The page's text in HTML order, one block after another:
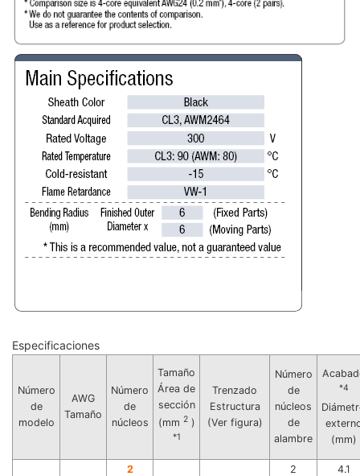
Especificaciones
Número
de
modelo
AWG
Tamaño
Número
de
núcleos
Tamaño
Área de
sección
(mm 2)
*1
Trenzado
Estructura
(Ver figura)
Número
de
núcleos
de
alambre
*4
(mm)
2 2
4.1